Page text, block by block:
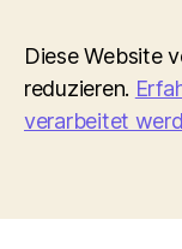
Diese Website
reduzieren.
verarbeitet